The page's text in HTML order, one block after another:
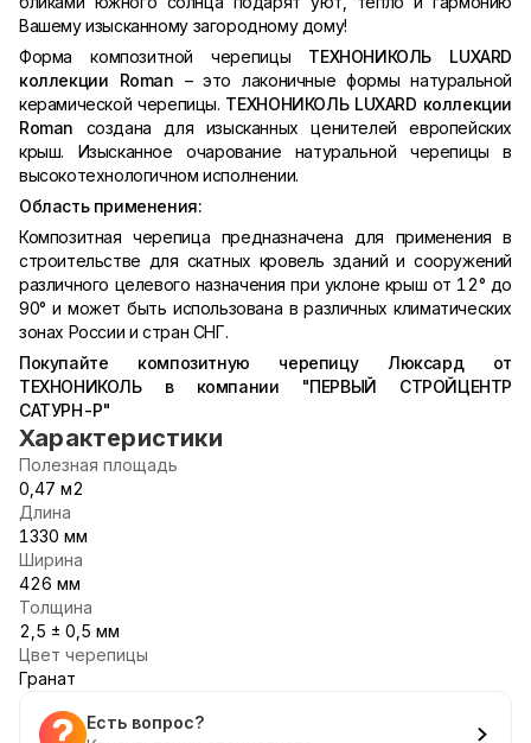
Вашему изысканному загородному дому!
Форма композитной черепицы ТЕХНОНИКОЛЬ LUXARD
коллекции Roman – это лаконичные формы натуральной
керамической черепицы. ТЕХНОНИКОЛЬ LUXARD коллекции
Roman создана для изысканных ценителей европейских
крыш. Изысканное очарование натуральной черепицы в
высокотехнологичном исполнении.
Область применения:
Композитная черепица предназначена для применения в
строительстве для скатных кровель зданий и сооружений
различного целевого назначения при уклоне крыш от 12° до
90° и может быть использована в различных климатических
зонах России и стран СНГ.
Покупайте композитную черепицу Люксард от
ТЕХНОНИКОЛЬ в компании "ПЕРВЫЙ СТРОЙЦЕНТР
САТУРН-Р"
Характеристики
Полезная площадь
0,47 м2
Длина
1330 мм
Ширина
426 мм
Толщина
2,5 ± 0,5 мм
Цвет черепицы
Гранат
Есть вопрос?